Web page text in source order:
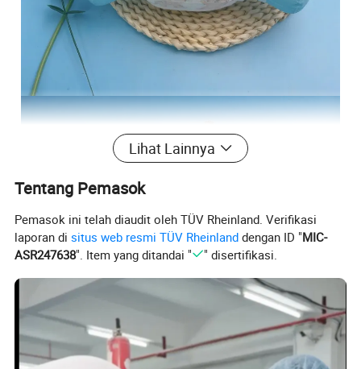
Lihat Lainnya
Tentang Pemasok
Pemasok ini telah diaudit oleh TÜV Rheinland. Verifikasi
laporan disitus web resmi TÜV Rheinland dengan ID "MIC-
ASR247638". Item yang ditandai " " disertifikasi.